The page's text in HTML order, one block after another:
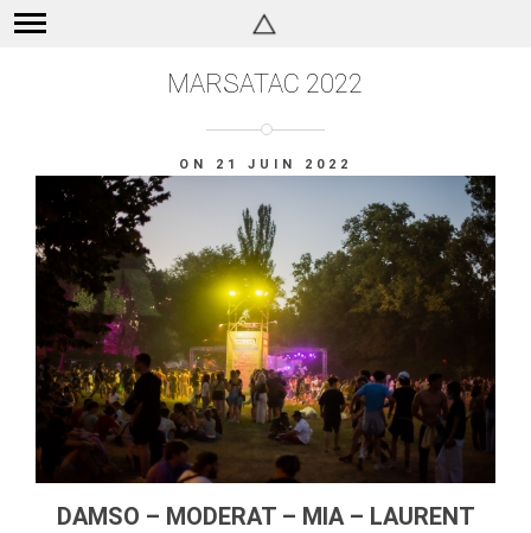
MARSATAC 2022
ON 21 JUIN 2022
DAMSO – MODERAT – MIA – LAURENT